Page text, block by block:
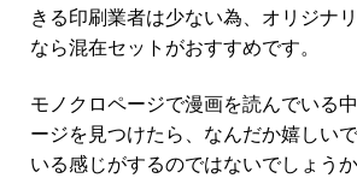
きる印刷業者は少ない為、オリジナ
なら混在セットがおすすめです。
モノクロページで漫画を読んでいる
ージを見つけたら、なんだか嬉しい
いる感じがするのではないでしょうか